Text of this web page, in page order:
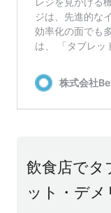
飲食店でタ
ット・デメ